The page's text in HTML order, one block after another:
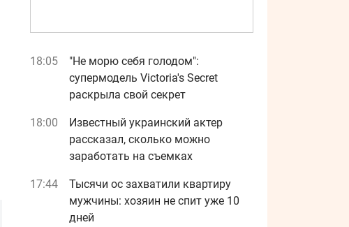
18:05
"Не морю себя голодом":
супермодель Victoria's Secret
раскрыла свой секрет
18:00
Известный украинский актер
рассказал, сколько можно
заработать на съемках
17:44
Тысячи ос захватили квартиру
мужчины: хозяин не спит уже 10
дней